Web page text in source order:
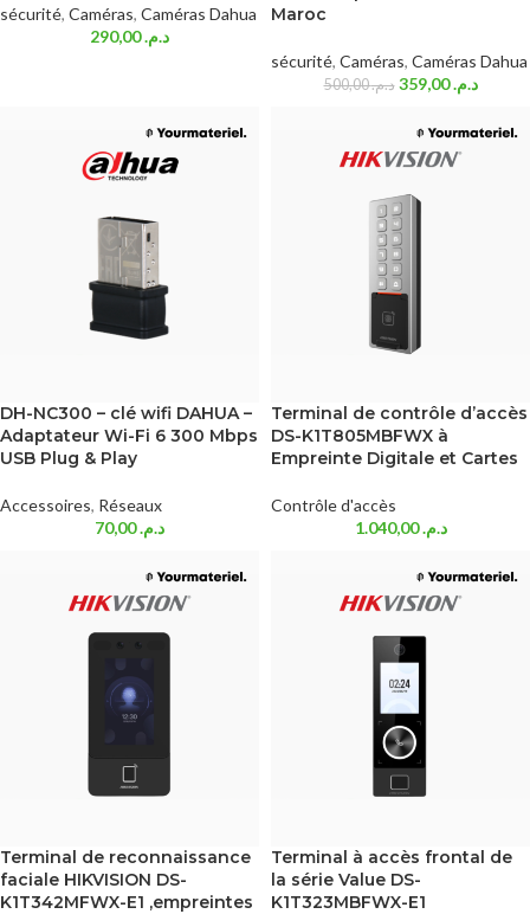
sécurité, Caméras, Caméras Dahua
د.م.290,00
Maroc
sécurité, Caméras, Caméras Dahua
د.م.500,00 د.م.359,00
DH-NC300 – clé wifi DAHUA –
Adaptateur Wi-Fi 6 300 Mbps
USB Plug & Play
Accessoires, Réseaux
د.م.70,00
Terminal de contrôle d’accès
DS-K1T805MBFWX à
Empreinte Digitale et Cartes
Contrôle d'accès
د.م.1.040,00
Terminal de reconnaissance
faciale HIKVISION DS-
K1T342MFWX-E1 ,empreintes
Terminal à accès frontal de
la série Value DS-
K1T323MBFWX-E1